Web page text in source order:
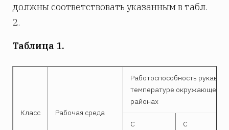
должны соответствовать указанным в табл.
2.
Таблица 1.
Класс Рабочая среда
Работоспособность рукавов
температуре окружающего
районах
С
С